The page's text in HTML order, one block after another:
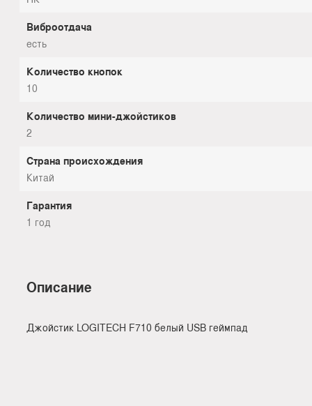
Виброотдача
есть
Количество кнопок
10
Количество мини-джойстиков
2
Страна происхождения
Китай
Гарантия
1 год
Описание
Джойстик LOGITECH F710 белый USB геймпад